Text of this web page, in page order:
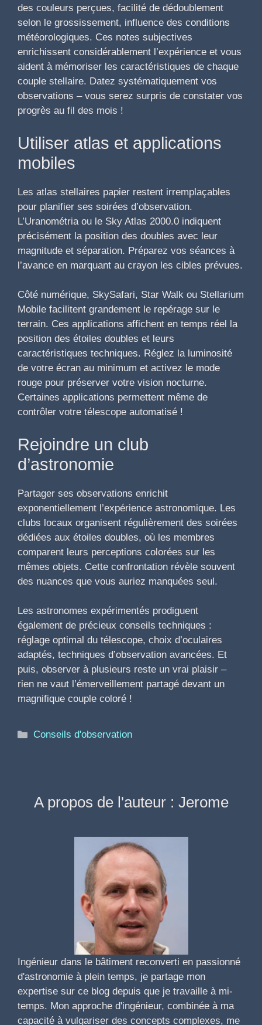
des couleurs perçues, facilité de dédoublement
selon le grossissement, influence des conditions
météorologiques. Ces notes subjectives
enrichissent considérablement l’expérience et vous
aident à mémoriser les caractéristiques de chaque
couple stellaire. Datez systématiquement vos
observations – vous serez surpris de constater vos
progrès au fil des mois !
Utiliser atlas et applications
mobiles
Les atlas stellaires papier restent irremplaçables
pour planifier ses soirées d’observation.
L’Uranométria ou le Sky Atlas 2000.0 indiquent
précisément la position des doubles avec leur
magnitude et séparation. Préparez vos séances à
l’avance en marquant au crayon les cibles prévues.
Côté numérique, SkySafari, Star Walk ou Stellarium
Mobile facilitent grandement le repérage sur le
terrain. Ces applications affichent en temps réel la
position des étoiles doubles et leurs
caractéristiques techniques. Réglez la luminosité
de votre écran au minimum et activez le mode
rouge pour préserver votre vision nocturne.
Certaines applications permettent même de
contrôler votre télescope automatisé !
Rejoindre un club
d’astronomie
Partager ses observations enrichit
exponentiellement l’expérience astronomique. Les
clubs locaux organisent régulièrement des soirées
dédiées aux étoiles doubles, où les membres
comparent leurs perceptions colorées sur les
mêmes objets. Cette confrontation révèle souvent
des nuances que vous auriez manquées seul.
Les astronomes expérimentés prodiguent
également de précieux conseils techniques :
réglage optimal du télescope, choix d’oculaires
adaptés, techniques d’observation avancées. Et
puis, observer à plusieurs reste un vrai plaisir –
rien ne vaut l’émerveillement partagé devant un
magnifique couple coloré !
Catégories
Conseils d'observation
A propos de l'auteur : Jerome
Ingénieur dans le bâtiment reconverti en passionné
d'astronomie à plein temps, je partage mon
expertise sur ce blog depuis que je travaille à mi-
temps. Mon approche d'ingénieur, combinée à ma
capacité à vulgariser des concepts complexes, me